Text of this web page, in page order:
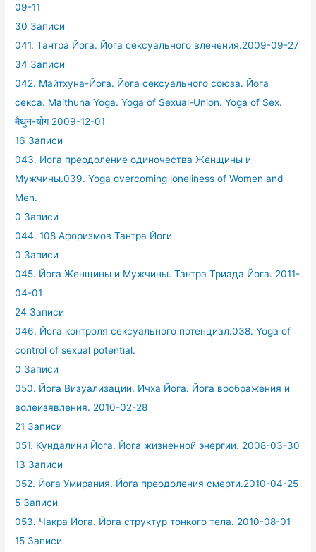
09-11
30 Записи
041. Тантра Йога. Йога сексуального влечения.2009-09-27
34 Записи
042. Майтхуна-Йога. Йога сексуального союза. Йога
секса. Maithuna Yoga. Yoga of Sexual-Union. Yoga of Sex.
मैथुन-योग 2009-12-01
16 Записи
043. Йога преодоление одиночества Женщины и
Мужчины.039. Yoga overcoming loneliness of Women and
Men.
0 Записи
044. 108 Афоризмов Тантра Йоги
0 Записи
045. Йога Женщины и Мужчины. Тантра Триада Йога. 2011-
04-01
24 Записи
046. Йога контроля сексуального потенциал.038. Yoga of
control of sexual potential.
0 Записи
050. Йога Визуализации. Ичха Йога. Йога воображения и
волеизявления. 2010-02-28
21 Записи
051. Кундалини Йога. Йога жизненной энергии. 2008-03-30
13 Записи
052. Йога Умирания. Йога преодоления смерти.2010-04-25
5 Записи
053. Чакра Йога. Йога структур тонкого тела. 2010-08-01
15 Записи